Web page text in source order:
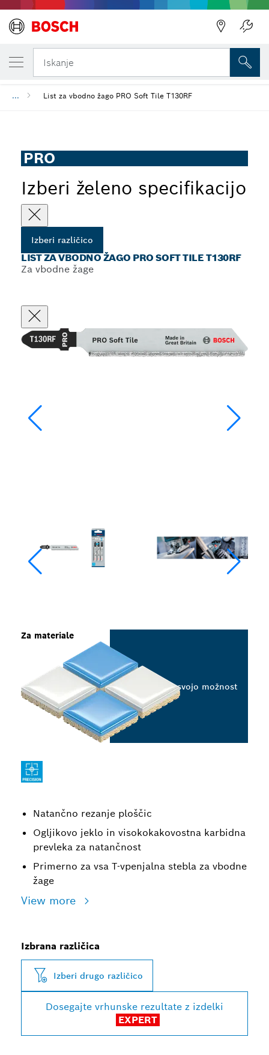
Iskanje
... List za vbodno žago PRO Soft Tile T130RF
PRO
Izberi želeno specifikacijo
Izberi različico
LIST ZA VBODNO ŽAGO PRO SOFT TILE T130RF
Za vbodne žage
Natančno rezanje ploščic
Ogljikovo jeklo in visokokakovostna karbidna
prevleka za natančnost
Primerno za vsa T-vpenjalna stebla za vbodne
žage
View more
Za materiale
Izberite svojo možnost
Izbrana različica
Izberi drugo različico
Dosegajte vrhunske rezultate z izdelki
EXPERT
TRENUTNO IZBRANA RAZLIČICA
List za vbodno žago PRO Soft Tile T130RF